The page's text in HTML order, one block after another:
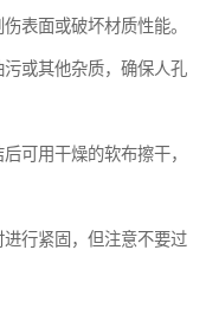
表面或破坏材质性能。
或其他杂质，确保人孔
可用干燥的软布擦干，
行紧固，但注意不要过